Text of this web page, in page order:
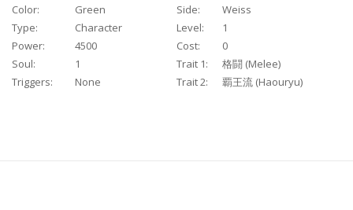
Color:
Green Side:
Weiss
Type:
Character Level:
1
Power:
4500 Cost:
0
Soul:
1 Trait 1:
格闘 (Melee)
Triggers:
None Trait 2: 覇王流 (Haouryu)